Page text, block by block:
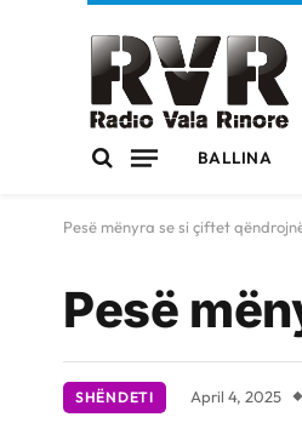
BALLINA
Pesë mënyra se si çiftet
Pesë
SHËNDETI April 4, 2025